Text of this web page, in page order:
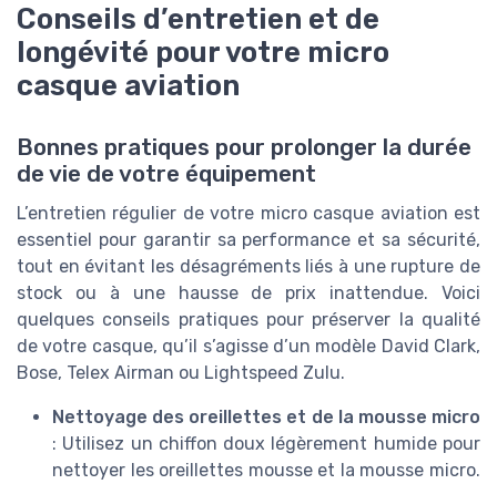
Conseils d’entretien et de
longévité pour votre micro
casque aviation
Bonnes pratiques pour prolonger la durée
de vie de votre équipement
L’entretien régulier de votre micro casque aviation est
essentiel pour garantir sa performance et sa sécurité,
tout en évitant les désagréments liés à une rupture de
stock ou à une hausse de prix inattendue. Voici
quelques conseils pratiques pour préserver la qualité
de votre casque, qu’il s’agisse d’un modèle David Clark,
Bose, Telex Airman ou Lightspeed Zulu.
Nettoyage des oreillettes et de la mousse micro
: Utilisez un chiffon doux légèrement humide pour
nettoyer les oreillettes mousse et la mousse micro.